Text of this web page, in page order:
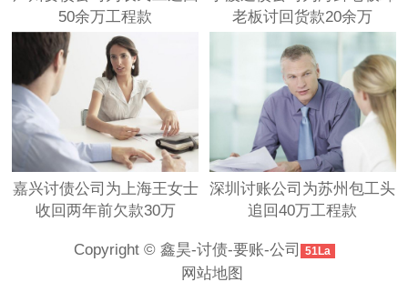
50余万工程款
老板讨回货款20余万
嘉兴讨债公司为上海王女士
收回两年前欠款30万
深圳讨账公司为苏州包工头
追回40万工程款
Copyright © 鑫昊-讨债-要账-公司 51La
网站地图